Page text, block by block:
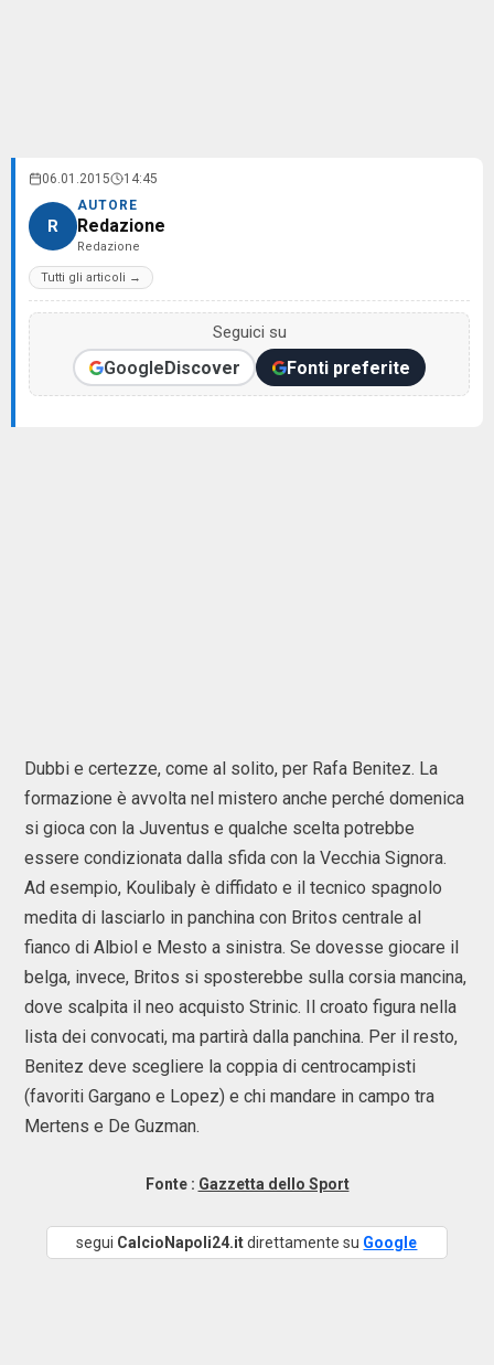
06.01.2015 14:45
R
AUTORE
Redazione
Redazione
Tutti gli articoli →
Seguici su
GoogleDiscover Fonti preferite
Dubbi e certezze, come al solito, per Rafa Benitez. La
formazione è avvolta nel mistero anche perché domenica
si gioca con la Juventus e qualche scelta potrebbe
essere condizionata dalla sfida con la Vecchia Signora.
Ad esempio, Koulibaly è diffidato e il tecnico spagnolo
medita di lasciarlo in panchina con Britos centrale al
fianco di Albiol e Mesto a sinistra. Se dovesse giocare il
belga, invece, Britos si sposterebbe sulla corsia mancina,
dove scalpita il neo acquisto Strinic. Il croato figura nella
lista dei convocati, ma partirà dalla panchina. Per il resto,
Benitez deve scegliere la coppia di centrocampisti
(favoriti Gargano e Lopez) e chi mandare in campo tra
Mertens e De Guzman.
Fonte : Gazzetta dello Sport
segui CalcioNapoli24.itdirettamente su Google